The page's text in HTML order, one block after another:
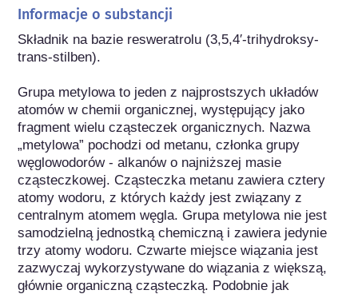
Informacje o substancji
Składnik na bazie resweratrolu (3,5,4′-trihydroksy-
trans-stilben).
Grupa metylowa to jeden z najprostszych układów
atomów w chemii organicznej, występujący jako
fragment wielu cząsteczek organicznych. Nazwa
„metylowa” pochodzi od metanu, członka grupy
węglowodorów - alkanów o najniższej masie
cząsteczkowej. Cząsteczka metanu zawiera cztery
atomy wodoru, z których każdy jest związany z
centralnym atomem węgla. Grupa metylowa nie jest
samodzielną jednostką chemiczną i zawiera jedynie
trzy atomy wodoru. Czwarte miejsce wiązania jest
zazwyczaj wykorzystywane do wiązania z większą,
głównie organiczną cząsteczką. Podobnie jak